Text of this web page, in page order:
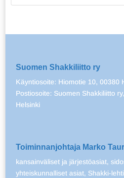
Suomen Shakkiliitto ry
Käyntiosoite: Hiomotie 10, 00380
Postiosoite: Suomen Shakkiliitto
Helsinki
Toiminnanjohtaja Marko
kansainväliset ja järjestöasiat,
yhteiskunnalliset asiat, Shakki-